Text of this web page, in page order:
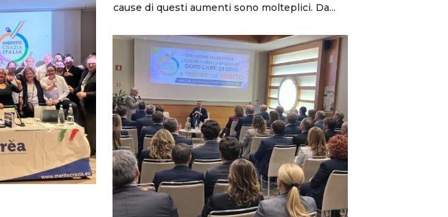
cause di questi aumenti sono molteplici. Da...